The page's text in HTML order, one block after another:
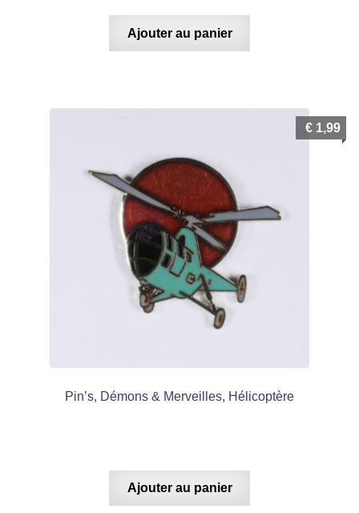
Ajouter au panier
Pin’s, Démons & Merveilles, Hélicoptère
€ 1,99
Ajouter au panier